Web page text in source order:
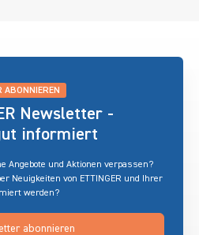
ABONNIEREN
Newsletter -
informiert
Angebote und Aktionen verpassen?
Neuigkeiten von ETTINGER und Ihrer
werden?
abonnieren